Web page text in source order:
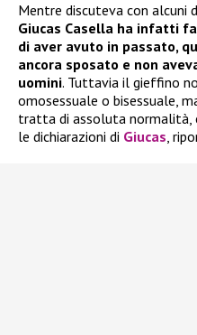
Mentre discuteva con alcuni
Giucas Casella ha infatti
di aver avuto in passato,
ancora sposato e non
uomini. Tuttavia il gieffino
omosessuale o bisessuale,
tratta di assoluta normalità,
le dichiarazioni di Giucas,